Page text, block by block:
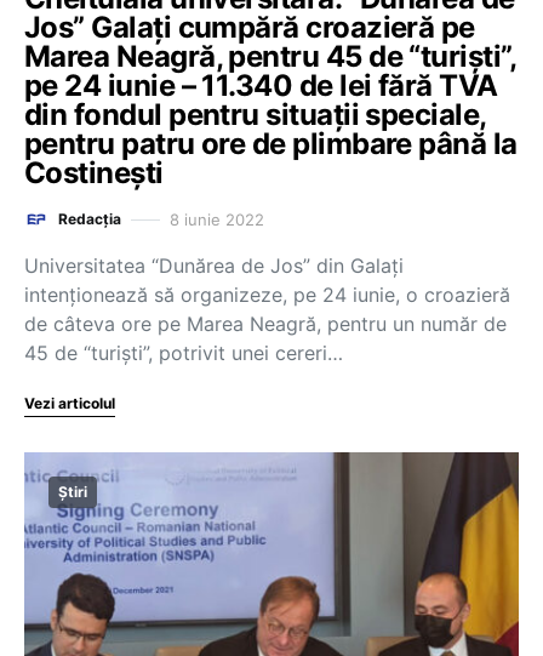
Jos” Galați cumpără croazieră pe
Marea Neagră, pentru 45 de “turiști”,
pe 24 iunie – 11.340 de lei fără TVA
din fondul pentru situații speciale,
pentru patru ore de plimbare până la
Costinești
Redacția 8 iunie 2022
Universitatea “Dunărea de Jos” din Galați
intenționează să organizeze, pe 24 iunie, o croazieră
de câteva ore pe Marea Neagră, pentru un număr de
45 de “turiști”, potrivit unei cereri…
Vezi articolul
Știri